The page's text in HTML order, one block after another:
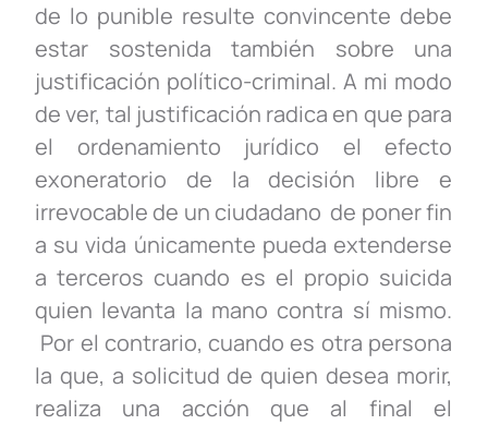
de lo punible resulte convincente debe
estar sostenida también sobre una
justificación político-criminal. A mi modo
de ver, tal justificación radica en que para
el ordenamiento jurídico el efecto
exoneratorio de la decisión libre e
irrevocable de un ciudadano de poner fin
a su vida únicamente pueda extenderse
a terceros cuando es el propio suicida
quien levanta la mano contra sí mismo.
Por el contrario, cuando es otra persona
la que, a solicitud de quien desea morir,
realiza una acción que al final el